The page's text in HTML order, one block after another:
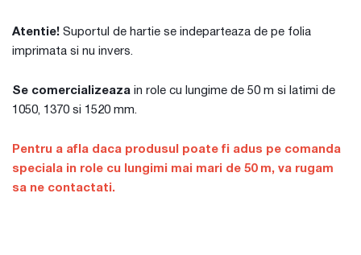
Atentie! Suportul de hartie se indeparteaza de pe folia
imprimata si nu invers.
Se comercializeaza in role cu lungime de 50 m si latimi de
1050, 1370 si 1520 mm.
Pentru a afla daca produsul poate fi adus pe comanda
speciala in role cu lungimi mai mari de 50 m, va rugam
sa ne contactati.